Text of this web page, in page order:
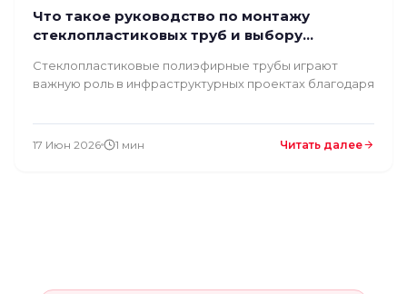
Что такое руководство по монтажу
стеклопластиковых труб и выбору
Стеклопластиковые полиэфирные трубы играют
важную роль в инфраструктурных проектах благодаря
17 Июн 2026 1 мин Читать далее